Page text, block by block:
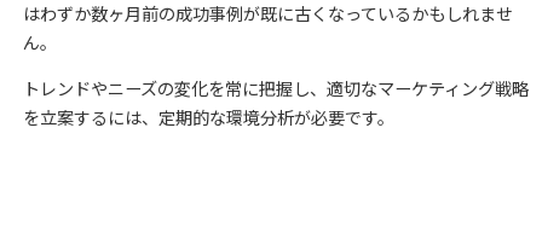
はわずか数ヶ月前の成功事例が既に古くなっているかもしれませ
ん。
トレンドやニーズの変化を常に把握し、適切なマーケティング戦略
を立案するには、定期的な環境分析が必要です。